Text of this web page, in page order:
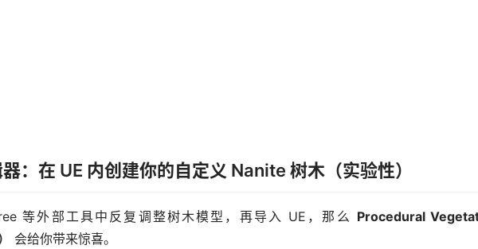
：在 UE 内创建你的自定义 Nanite 树木（实验性）
等外部工具中反复调整树木模型，再导入 UE，那么 Procedural
会给你带来惊喜。